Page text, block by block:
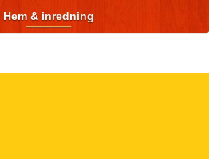
Hem & inredning